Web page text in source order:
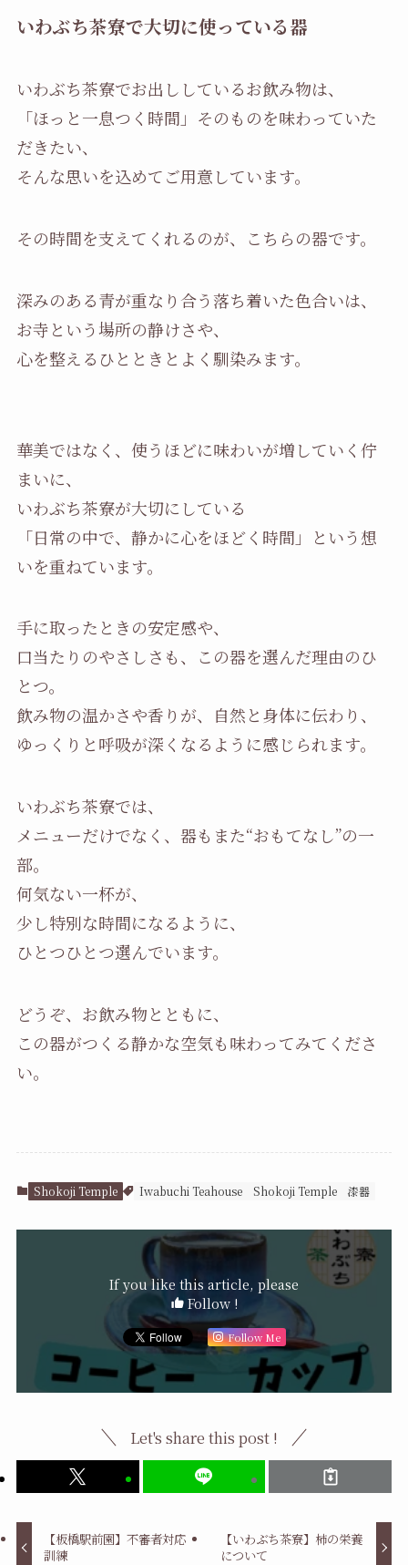
いわぶち茶寮で大切に使っている器
いわぶち茶寮でお出ししているお飲み物は、
「ほっと一息つく時間」そのものを味わっていた
だきたい、
そんな思いを込めてご用意しています。
その時間を支えてくれるのが、こちらの器です。
深みのある青が重なり合う落ち着いた色合いは、
お寺という場所の静けさや、
心を整えるひとときとよく馴染みます。
華美ではなく、使うほどに味わいが増していく佇
まいに、
いわぶち茶寮が大切にしている
「日常の中で、静かに心をほどく時間」という想
いを重ねています。
手に取ったときの安定感や、
口当たりのやさしさも、この器を選んだ理由のひ
とつ。
飲み物の温かさや香りが、自然と身体に伝わり、
ゆっくりと呼吸が深くなるように感じられます。
いわぶち茶寮では、
メニューだけでなく、器もまた“おもてなし”の一
部。
何気ない一杯が、
少し特別な時間になるように、
ひとつひとつ選んでいます。
どうぞ、お飲み物とともに、
この器がつくる静かな空気も味わってみてくださ
い。
Shokoji Temple Iwabuchi Teahouse Shokoji Temple 漆器
If you like this article, please
Follow !
Follow Me
Let's share this post !
【板橋駅前園】不審者対応
訓練
【いわぶち茶寮】柿の栄養
について